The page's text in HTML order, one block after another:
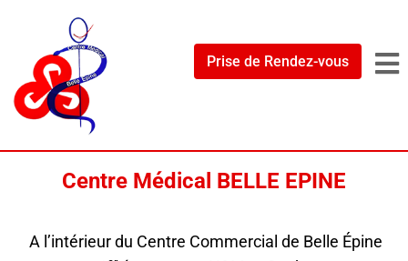
Prise de Rendez-vous
Centre Médical BELLE EPINE
A l’intérieur du Centre Commercial de Belle Épine